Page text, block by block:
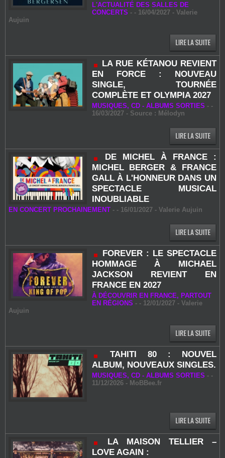
L'ACTUALITÉ DES SALLES DE
CONCERTS - - 16/04/2027 - Valerie
Aujuin
LA RUE KÉTANOU REVIENT
EN FORCE : NOUVEAU
SINGLE, TOURNÉE
COMPLÈTE ET OLYMPIA 2027
MUSIQUES, CD - ALBUMS SORTIES - -
16/03/2027 - Source : Mélodyn
DE MICHEL À FRANCE :
MICHEL BERGER & FRANCE
GALL À L'HONNEUR DANS UN
SPECTACLE MUSICAL
INOUBLIABLE
EN CONCERT PROCHAINEMENT - - 16/01/2027 - Valerie Aujuin
FOREVER : LE SPECTACLE
HOMMAGE À MICHAEL
JACKSON REVIENT EN
FRANCE EN 2027
À DÉCOUVRIR EN FRANCE, PARTOUT
EN RÉGIONS - - 12/01/2027 - Valerie
Aujuin
TAHITI 80 : NOUVEL
ALBUM, NOUVEAUX SINGLES.
MUSIQUES, CD - ALBUMS SORTIES - -
11/12/2026 - MoBBee.fr
LA MAISON TELLIER –
LOVE AGAIN :